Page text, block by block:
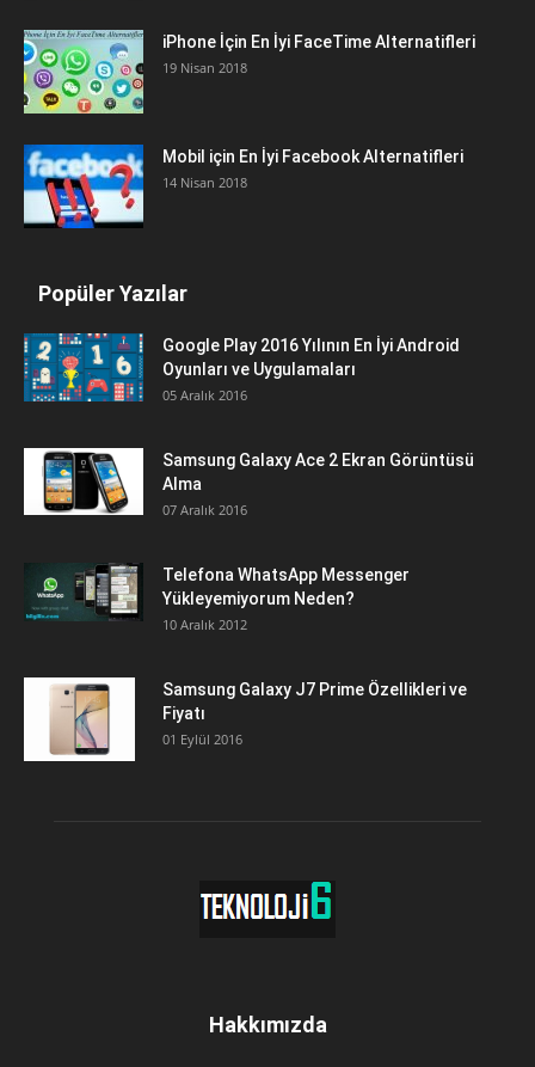
iPhone İçin En İyi FaceTime Alternatifleri
19 Nisan 2018
Mobil için En İyi Facebook Alternatifleri
14 Nisan 2018
Popüler Yazılar
Google Play 2016 Yılının En İyi Android
Oyunları ve Uygulamaları
05 Aralık 2016
Samsung Galaxy Ace 2 Ekran Görüntüsü
Alma
07 Aralık 2016
Telefona WhatsApp Messenger
Yükleyemiyorum Neden?
10 Aralık 2012
Samsung Galaxy J7 Prime Özellikleri ve
Fiyatı
01 Eylül 2016
Hakkımızda